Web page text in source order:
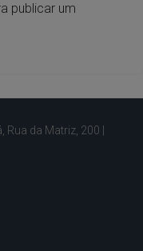
publicar um
da Matriz, 200 |